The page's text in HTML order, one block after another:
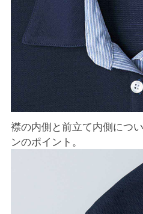
襟の内側と前立て内側につ
ンのポイント。